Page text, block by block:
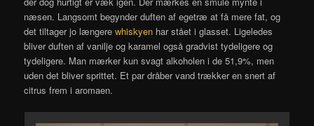
næsen. Langsomt begynder duften af egetræ at få mere fat, og
det tiltager jo længerewhiskyen har stået i glasset. Ligeledes
bliver duften af vanilje og karamel også gradvist tydeligere og
tydeligere. Man mærker kun svagt alkoholen i de 51,9%, men
uden det bliver sprittet. Et par dråber vand trækker en snert af
citrus frem i aromaen.